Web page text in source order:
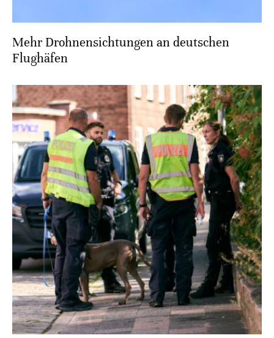
Mehr Drohnensichtungen an deutschen
Flughäfen